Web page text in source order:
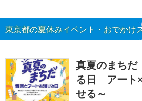
東京都の夏休みイベント・おでかけ
真夏のまち
る日 アート
せる～